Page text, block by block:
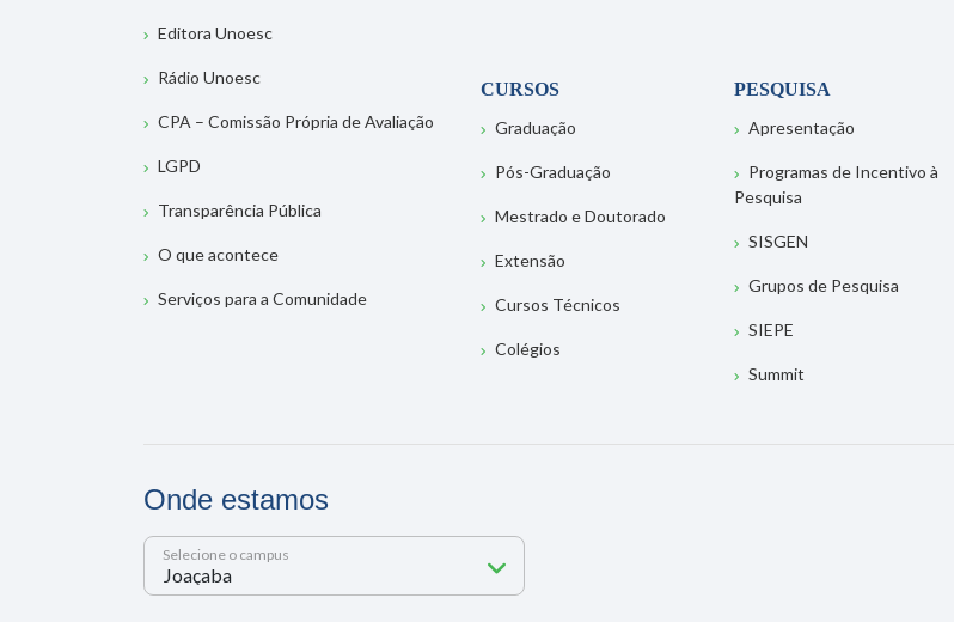
Editora Unoesc
Rádio Unoesc
CPA – Comissão Própria de Avaliação
LGPD
Transparência Pública
O que acontece
Serviços para a Comunidade
CURSOS
Graduação
Pós-Graduação
Mestrado e Doutorado
Extensão
Cursos Técnicos
Colégios
PESQUISA
Apresentação
Programas de Incentivo à
Pesquisa
SISGEN
Grupos de Pesquisa
SIEPE
Summit
Onde estamos
Selecione o campus